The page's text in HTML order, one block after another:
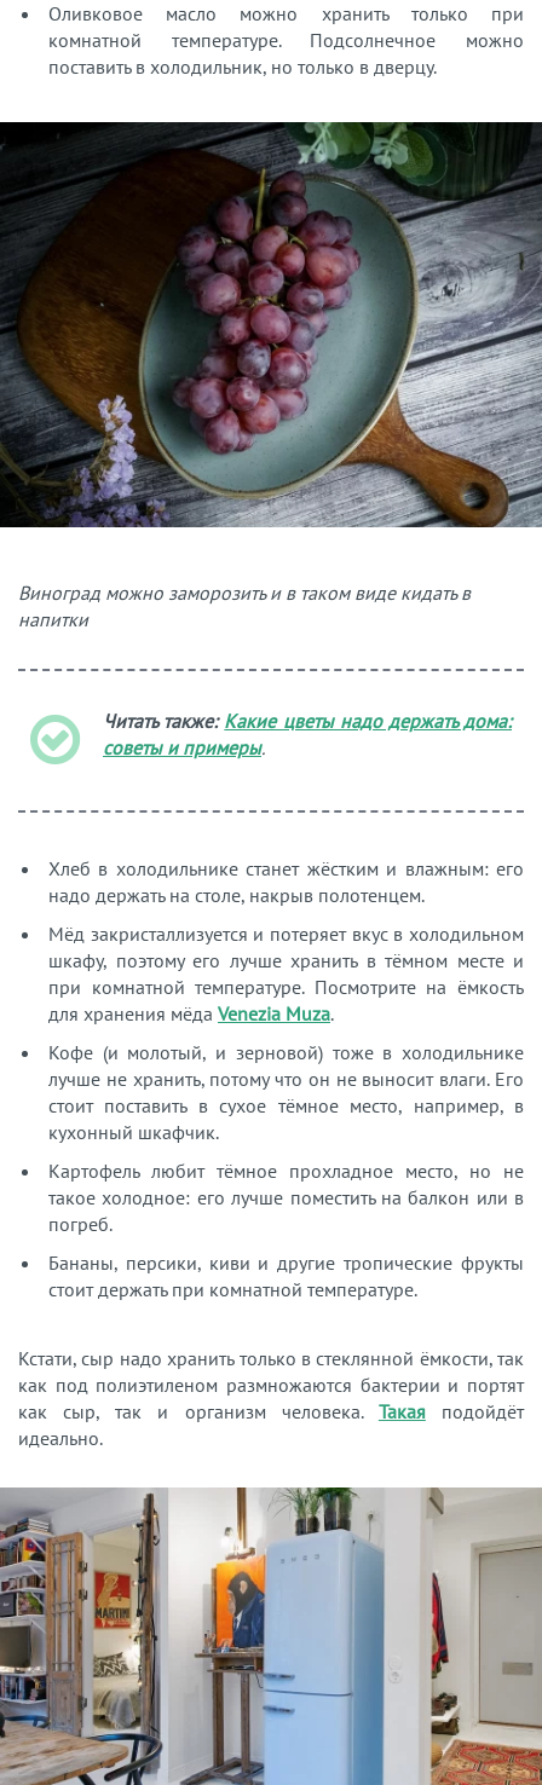
Оливковое масло можно хранить только при
комнатной температуре. Подсолнечное можно
поставить в холодильник, но только в дверцу.
Виноград можно заморозить и в таком виде кидать в
напитки
Читать также: Какие цветы надо держать дома:
советы и примеры.
Хлеб в холодильнике станет жёстким и влажным: его
надо держать на столе, накрыв полотенцем.
Мёд закристаллизуется и потеряет вкус в холодильном
шкафу, поэтому его лучше хранить в тёмном месте и
при комнатной температуре. Посмотрите на ёмкость
для хранения мёда Venezia Muza.
Кофе (и молотый, и зерновой) тоже в холодильнике
лучше не хранить, потому что он не выносит влаги. Его
стоит поставить в сухое тёмное место, например, в
кухонный шкафчик.
Картофель любит тёмное прохладное место, но не
такое холодное: его лучше поместить на балкон или в
погреб.
Бананы, персики, киви и другие тропические фрукты
стоит держать при комнатной температуре.
Кстати, сыр надо хранить только в стеклянной ёмкости, так
как под полиэтиленом размножаются бактерии и портят
как сыр, так и организм человека. Такаяподойдёт
идеально.